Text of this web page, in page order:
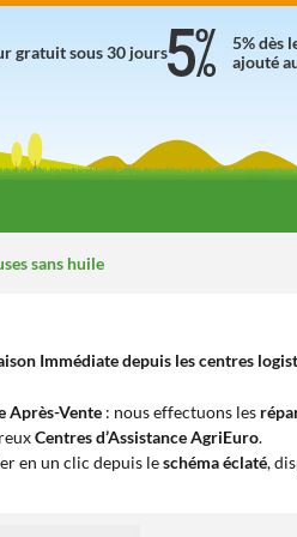
5% dès
ajouté
gratuit sous 30 jours
sans huile
Immédiate depuis les centres
Après-Vente : nous effectuons les
Centres d’Assistance AgriEuro.
en un clic depuis leschéma éclaté,